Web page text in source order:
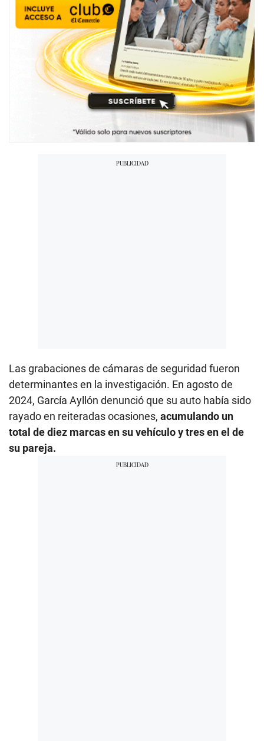
Las grabaciones de cámaras de seguridad fueron
determinantes en la investigación. En agosto de
2024, García Ayllón denunció que su auto había sido
rayado en reiteradas ocasiones, acumulando un
total de diez marcas en su vehículo y tres en el de
su pareja.